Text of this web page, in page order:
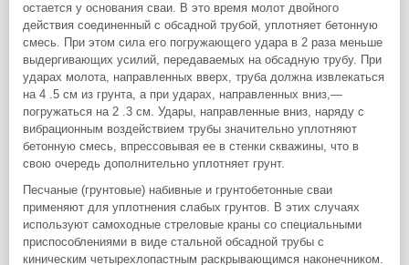
остается у основания сваи. В это время молот двойного
действия соединенный с обсадной трубой, уплотняет бетонную
смесь. При этом сила его погружающего удара в 2 раза меньше
выдергивающих усилий, передаваемых на обсадную трубу. При
ударах молота, направленных вверх, труба должна извлекаться
на 4 .5 см из грунта, а при ударах, направленных вниз,—
погружаться на 2 .3 см. Удары, направленные вниз, наряду с
вибрационным воздействием трубы значительно уплотняют
бетонную смесь, впрессовывая ее в стенки скважины, что в
свою очередь дополнительно уплотняет грунт.
Песчаные (грунтовые) набивные и грунтобетонные сваи
применяют для уплотнения слабых грунтов. В этих случаях
используют самоходные стреловые краны со специальными
приспособлениями в виде стальной обсадной трубы с
киническим четырехлопастным раскрывающимся наконечником.